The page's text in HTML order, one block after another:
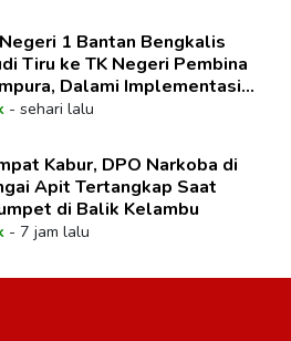
1 Bantan Bengkalis
Tiru ke TK Negeri Pembina
Dalami Implementasi
Mendalam
- sehari lalu
Kabur, DPO Narkoba di
Apit Tertangkap Saat
di Balik Kelambu
- 7 jam lalu